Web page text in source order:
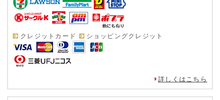
クレジットカード ショッピングクレジット
詳しくはこちら